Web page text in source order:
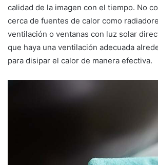
calidad de la imagen con el tiempo. No
cerca de fuentes de calor como
ventilación o ventanas con luz solar
que haya una ventilación adecuada
para disipar el calor de manera efectiva.